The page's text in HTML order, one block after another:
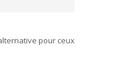
pour ceux